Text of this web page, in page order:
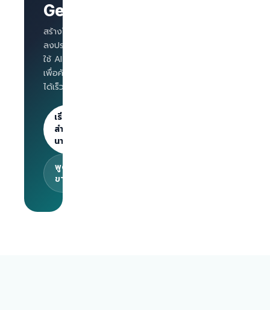
GetLinks?
สร้างโปรไฟล์บริษัท
ลงประกาศงาน และ
ใช้ AI Interview
เพื่อคัดกรองผู้สมัคร
ได้เร็วขึ้น
เริ่มต้น
สำหรับ
นายจ้าง
พูดคุยกับทีม
ขาย